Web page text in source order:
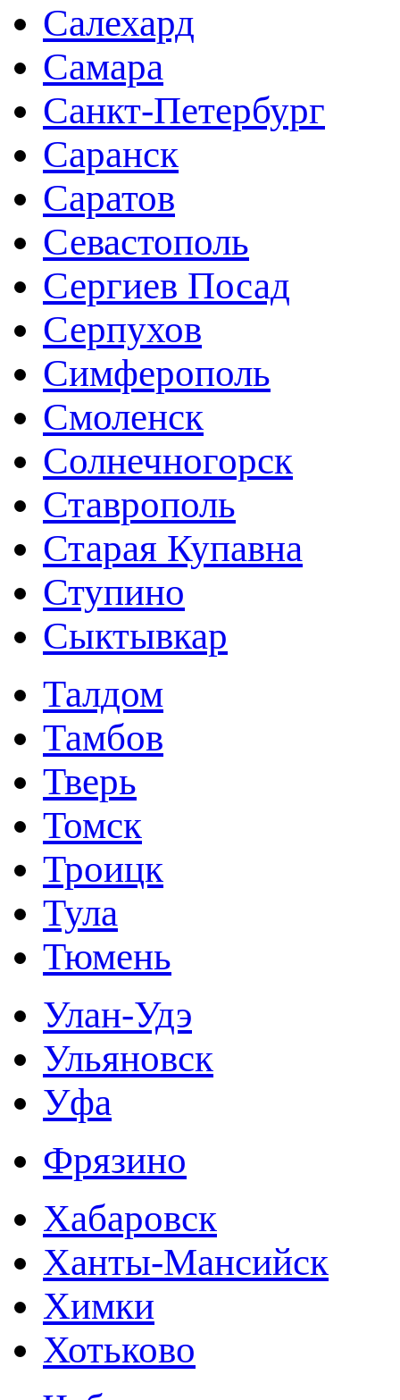
Салехард
Самара
Санкт-Петербург
Саранск
Саратов
Севастополь
Сергиев Посад
Серпухов
Симферополь
Смоленск
Солнечногорск
Ставрополь
Старая Купавна
Ступино
Сыктывкар
Талдом
Тамбов
Тверь
Томск
Троицк
Тула
Тюмень
Улан-Удэ
Ульяновск
Уфа
Фрязино
Хабаровск
Ханты-Мансийск
Химки
Хотьково